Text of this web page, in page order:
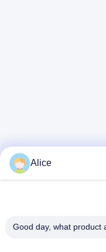
Alice
Good day, what product